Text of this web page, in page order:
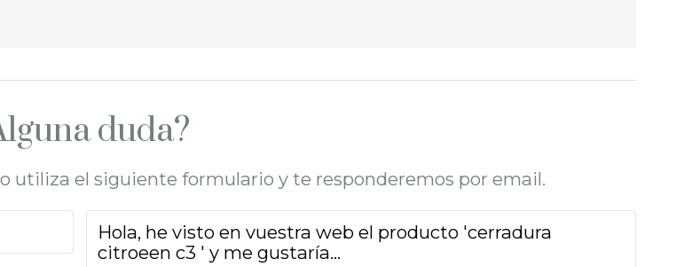
duda?
o utiliza el siguiente formulario y te responderemos por email.